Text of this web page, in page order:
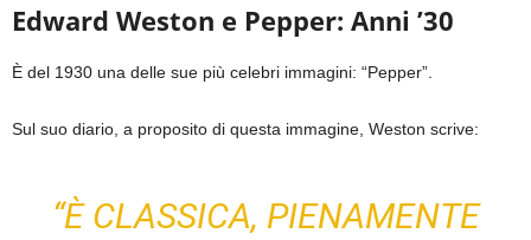
Edward Weston e Pepper: Anni ’30
È del 1930 una delle sue più celebri immagini: “Pepper”.
Sul suo diario, a proposito di questa immagine, Weston scrive:
“È CLASSICA, PIENAMENTE